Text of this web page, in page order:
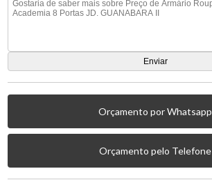
Orçamento por Whatsapp
Orçamento pelo Telefone